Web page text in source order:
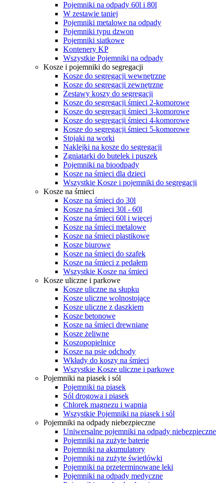
Pojemniki na odpady 60l i 80l
W zestawie taniej
Pojemniki metalowe na odpady
Pojemniki typu dzwon
Pojemniki siatkowe
Kontenery KP
Wszystkie Pojemniki na odpady
Kosze i pojemniki do segregacji
Kosze do segregacji wewnętrzne
Kosze do segregacji zewnętrzne
Zestawy koszy do segregacji
Kosze do segregacji śmieci 2-komorowe
Kosze do segregacji śmieci 3-komorowe
Kosze do segregacji śmieci 4-komorowe
Kosze do segregacji śmieci 5-komorowe
Stojaki na worki
Naklejki na kosze do segregacji
Zgniatarki do butelek i puszek
Pojemniki na bioodpady
Kosze na śmieci dla dzieci
Wszystkie Kosze i pojemniki do segregacji
Kosze na śmieci
Kosze na śmieci do 30l
Kosze na śmieci 30l - 60l
Kosze na śmieci 60l i więcej
Kosze na śmieci metalowe
Kosze na śmieci plastikowe
Kosze biurowe
Kosze na śmieci do szafek
Kosze na śmieci z pedałem
Wszystkie Kosze na śmieci
Kosze uliczne i parkowe
Kosze uliczne na słupku
Kosze uliczne wolnostojące
Kosze uliczne z daszkiem
Kosze betonowe
Kosze na śmieci drewniane
Kosze żeliwne
Koszopopielnice
Kosze na psie odchody
Wkłady do koszy na śmieci
Wszystkie Kosze uliczne i parkowe
Pojemniki na piasek i sól
Pojemniki na piasek
Sól drogowa i piasek
Chlorek magnezu i wapnia
Wszystkie Pojemniki na piasek i sól
Pojemniki na odpady niebezpieczne
Uniwersalne pojemniki na odpady niebezpieczne
Pojemniki na zużyte baterie
Pojemniki na akumulatory
Pojemniki na zużyte świetlówki
Pojemniki na przeterminowane leki
Pojemniki na odpady medyczne